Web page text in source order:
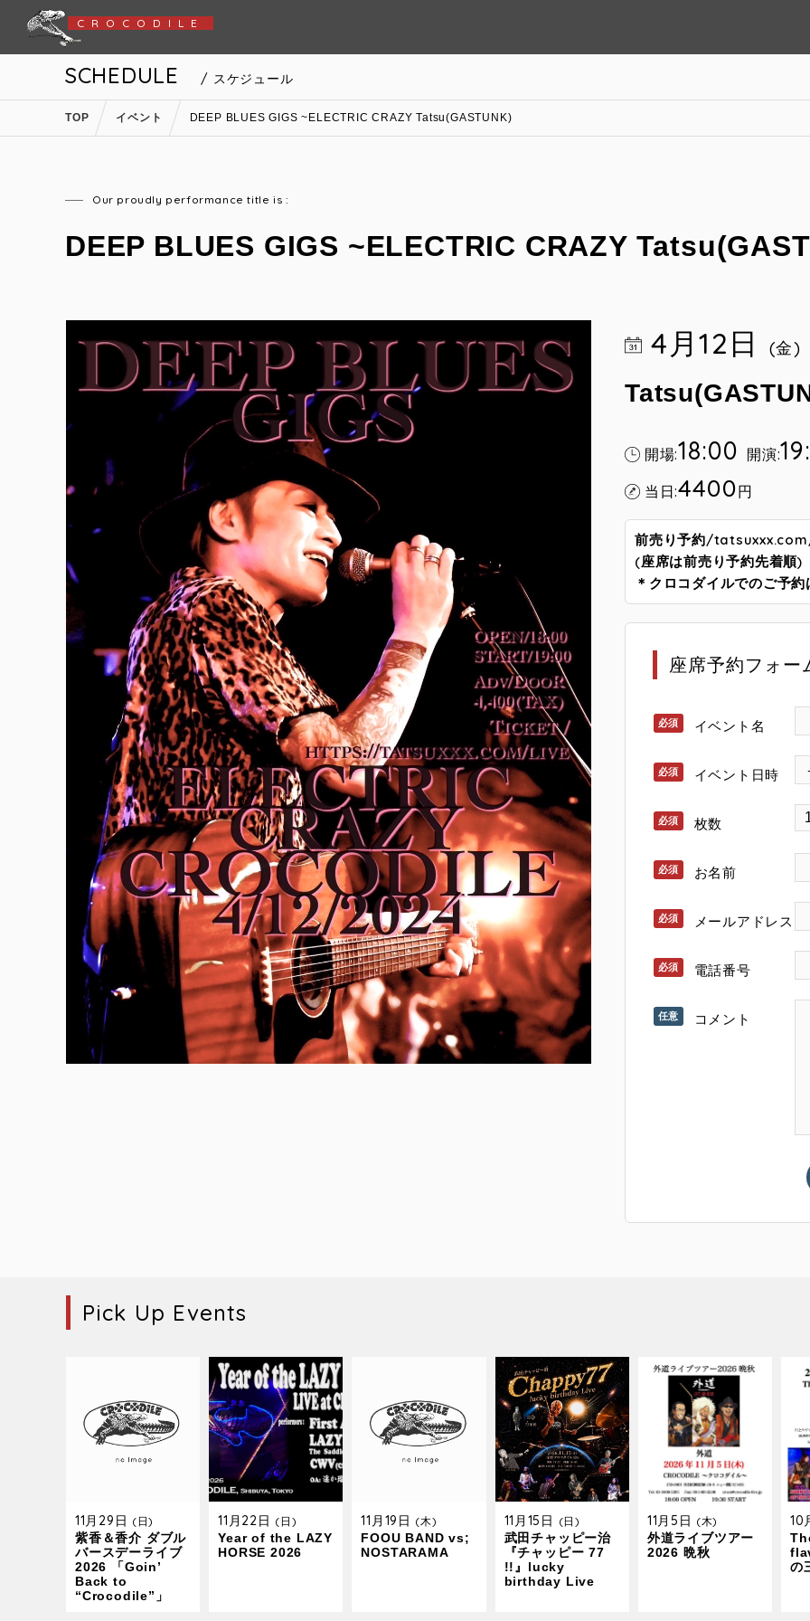
CROCODILE
SCHEDULE / スケジュール
TOP イベント DEEP BLUES GIGS ~ELECTRIC CRAZY Tatsu(GASTUNK)
Our proudly performance title is :
DEEP BLUES GIGS ~ELECTRIC CRAZY
4月12日 (金)
開場:18:00 開演:
当日:4400円
前売り予約/
(座席は前売り予約先着順)
＊クロコダイルでのご予
座席予約フォー
イベント名
イベント日時
枚数
お名前
メールアドレス
電話番号
コメント
Pick Up Events
11月29日 (日)
紫香＆香介 ダブル
バースデーライブ
2026 「Goin’
Back to
“Crocodile”」
11月22日 (日)
Year of the LAZY
HORSE 2026
11月19日 (木)
FOOU BAND vs;
NOSTARAMA
11月15日 (日)
武田チャッピー治
『チャッピー 77
!!』lucky
birthday Live
11月5日 (木)
外道ライブツアー
2026 晩秋
10
の